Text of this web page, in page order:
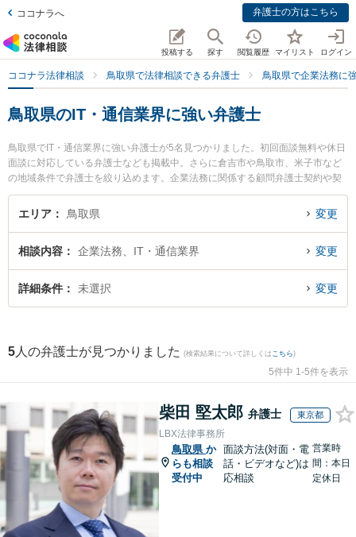
ココナラへ 弁護士の方はこちら
投稿する 探す 閲覧履歴 マイリスト ログイン
ココナラ法律相談 鳥取県で法律相談できる弁護士 鳥取県で企業法務に
鳥取県のIT・通信業界に強い弁護士
鳥取県でIT・通信業界に強い弁護士が5名見つかりました。初回面談無料や休日
面談に対応している弁護士なども掲載中。さらに倉吉市や鳥取市、米子市など
の地域条件で弁護士を絞り込めます。企業法務に関係する顧問弁護士契約や契
約書作成・リーガルチェック、雇用契約書・就業規則作成等の細かな分野での
絞り込み検索もでき便利です。特に弁護士法人はくと総合法律事務所の中﨑 雄
県で土日や夜間に発生したIT・通信業界のトラブルを今すぐに弁護士に相談し
たい』『IT・通信業界のトラブル解決の実績豊富な近くの弁護士を検索した
い』『初回相談無料でIT・通信業界を法律相談できる鳥取県内の弁護士に相談
エリア 鳥取県 変更
相談内容 企業法務、IT・通信業界 変更
詳細条件 未選択 変更
5 人の弁護士が見つかりました (検索結果について詳しくは こちら)
5件中 1-5件を表示
柴田 堅太郎 弁護士 東京都
LBX法律事務所
鳥取県 か
らも相談
受付中
面談方法(対面・電
話・ビデオなど)は
応相談
営業時
間：本日
定休日